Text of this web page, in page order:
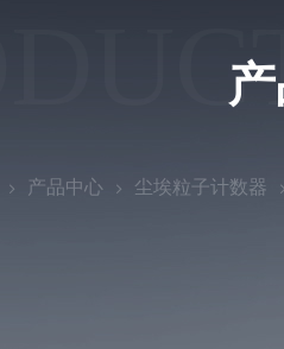
产品中心 尘埃粒子计数器